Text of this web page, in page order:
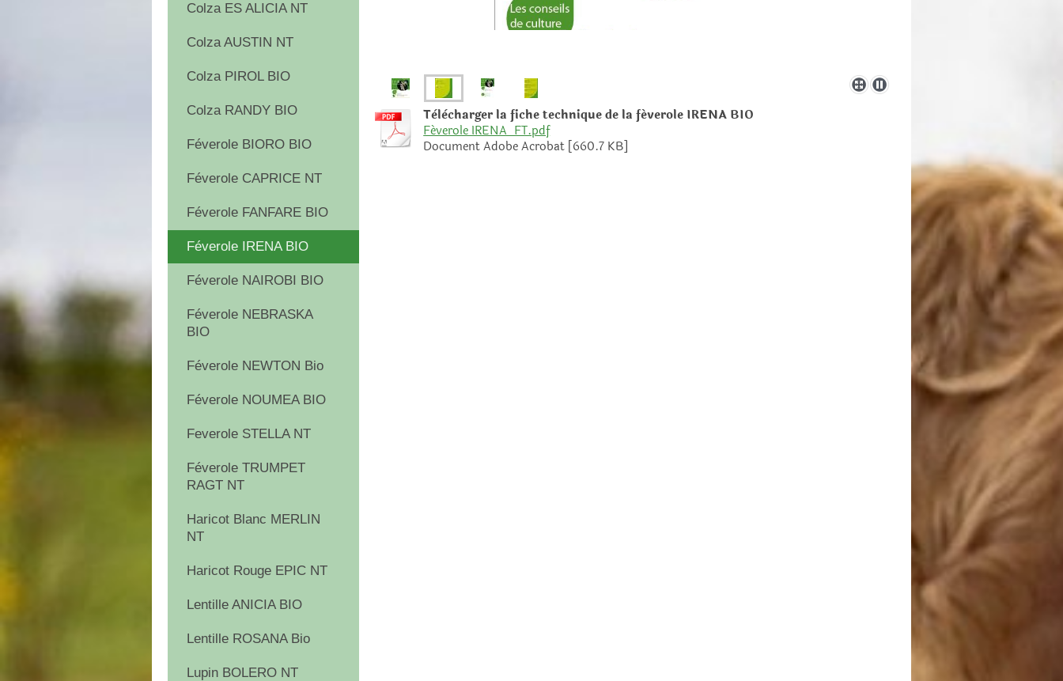
Tèlècharger la fiche technique de la féverole IRENA BIO
Féverole IRENA_FT.pdf
Document Adobe Acrobat [660.7 KB]
Colza ES ALICIA NT
Colza AUSTIN NT
Colza PIROL BIO
Colza RANDY BIO
Féverole BIORO BIO
Féverole CAPRICE NT
Féverole FANFARE BIO
Féverole IRENA BIO
Féverole NAIROBI BIO
Féverole NEBRASKA
BIO
Féverole NEWTON Bio
Féverole NOUMEA BIO
Feverole STELLA NT
Féverole TRUMPET
RAGT NT
Haricot Blanc MERLIN
NT
Haricot Rouge EPIC NT
Lentille ANICIA BIO
Lentille ROSANA Bio
Lupin BOLERO NT